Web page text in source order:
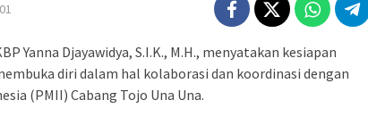
Yanna Djayawidya, S.I.K., M.H., menyatakan kesiapan
diri dalam hal kolaborasi dan koordinasi dengan
(PMII) Cabang Tojo Una Una.